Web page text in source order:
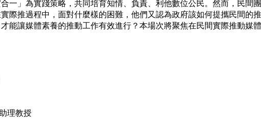
一」為實踐策略，共同培育知情、負責、利他數位公民。然而，民間
際推過程中，面對什麼樣的困難，他們又認為政府該如何提攜民間的
能讓媒體素養的推動工作有效進行？本場次將聚焦在民間實際推動媒
理教授